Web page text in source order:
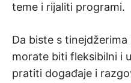
teme i rijaliti programi.
Da biste s
morate biti fleksibilni i
pratiti događaje i